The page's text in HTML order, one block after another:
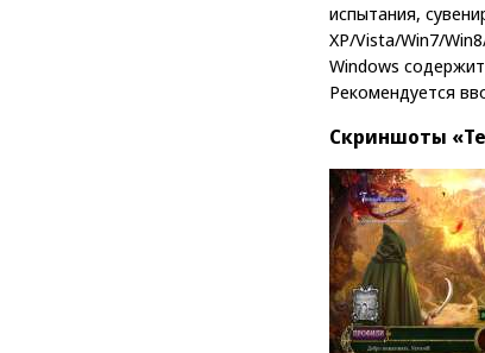
испытания,
XP/Vista/Win7/
Windows
Рекомендуется
Скриншоты